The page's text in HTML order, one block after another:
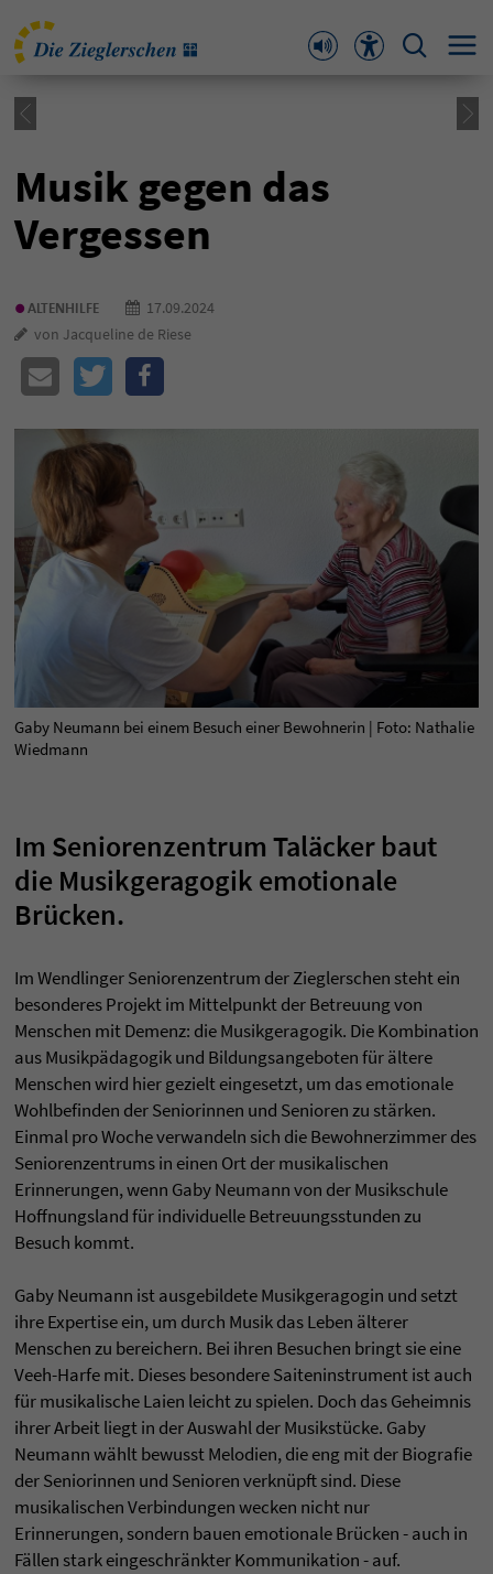
Musik gegen das
Vergessen
•ALTENHILFE
17.09.2024
von Jacqueline de Riese
Gaby Neumann bei einem Besuch einer Bewohnerin | Foto: Nathalie
Wiedmann
Im Seniorenzentrum Taläcker baut
die Musikgeragogik emotionale
Brücken.
Im Wendlinger Seniorenzentrum der Zieglerschen steht ein
besonderes Projekt im Mittelpunkt der Betreuung von
Menschen mit Demenz: die Musikgeragogik. Die Kombination
aus Musikpädagogik und Bildungsangeboten für ältere
Menschen wird hier gezielt eingesetzt, um das emotionale
Wohlbefinden der Seniorinnen und Senioren zu stärken.
Einmal pro Woche verwandeln sich die Bewohnerzimmer des
Seniorenzentrums in einen Ort der musikalischen
Erinnerungen, wenn Gaby Neumann von der Musikschule
Hoffnungsland für individuelle Betreuungsstunden zu
Besuch kommt.
Gaby Neumann ist ausgebildete Musikgeragogin und setzt
ihre Expertise ein, um durch Musik das Leben älterer
Menschen zu bereichern. Bei ihren Besuchen bringt sie eine
Veeh-Harfe mit. Dieses besondere Saiteninstrument ist auch
für musikalische Laien leicht zu spielen. Doch das Geheimnis
ihrer Arbeit liegt in der Auswahl der Musikstücke. Gaby
Neumann wählt bewusst Melodien, die eng mit der Biografie
der Seniorinnen und Senioren verknüpft sind. Diese
musikalischen Verbindungen wecken nicht nur
Erinnerungen, sondern bauen emotionale Brücken - auch in
Fällen stark eingeschränkter Kommunikation - auf.